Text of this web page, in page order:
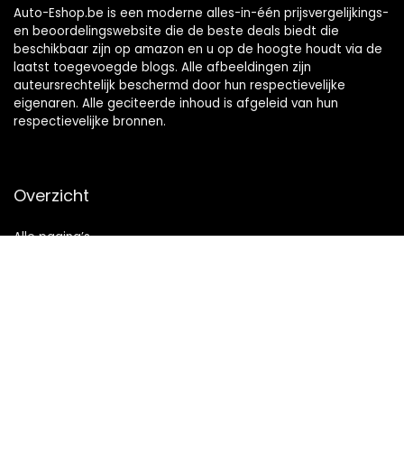
Auto-Eshop.be is een moderne alles-in-één prijsvergelijkings-
en beoordelingswebsite die de beste deals biedt die
beschikbaar zijn op amazon en u op de hoogte houdt via de
laatst toegevoegde blogs. Alle afbeeldingen zijn
auteursrechtelijk beschermd door hun respectievelijke
eigenaren. Alle geciteerde inhoud is afgeleid van hun
respectievelijke bronnen.
Overzicht
Alle pagina’s